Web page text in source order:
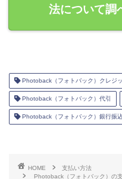
法について調
Photoback（フォトバック）クレジ
Photoback（フォトバック）代引
Photoback（フォトバック）銀行振込
HOME
支払い方法
Photoback（フォトバック）の